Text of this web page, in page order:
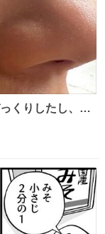
くりしたし、や